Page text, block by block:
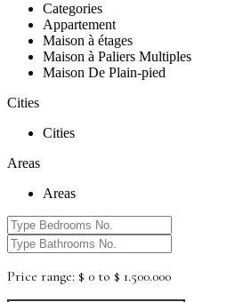
Categories
Appartement
Maison à étages
Maison à Paliers Multiples
Maison De Plain-pied
Cities
Cities
Areas
Areas
Price range: $ 0 to $ 1.500.000